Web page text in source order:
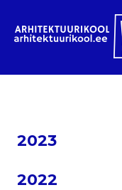
2023
2022